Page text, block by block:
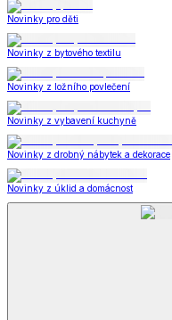
Novinky pro děti
Novinky z bytového textilu
Novinky z ložního povlečení
Novinky z vybavení kuchyně
Novinky z drobný nábytek a dekorace
Novinky z úklid a domácnost